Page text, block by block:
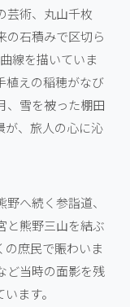
芸術、丸山千枚
の石積みで区切ら
線を描いていま
植えの稲穂がなび
、雪を被った棚田
が、旅人の心に沁
へ続く参詣道、
と熊野三山を結ぶ
の庶民で賑わいま
ど当時の面影を残
ます。